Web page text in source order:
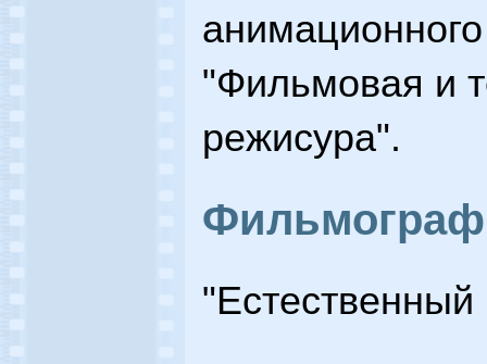
"Фильмовая и
режисура".
"Естественный